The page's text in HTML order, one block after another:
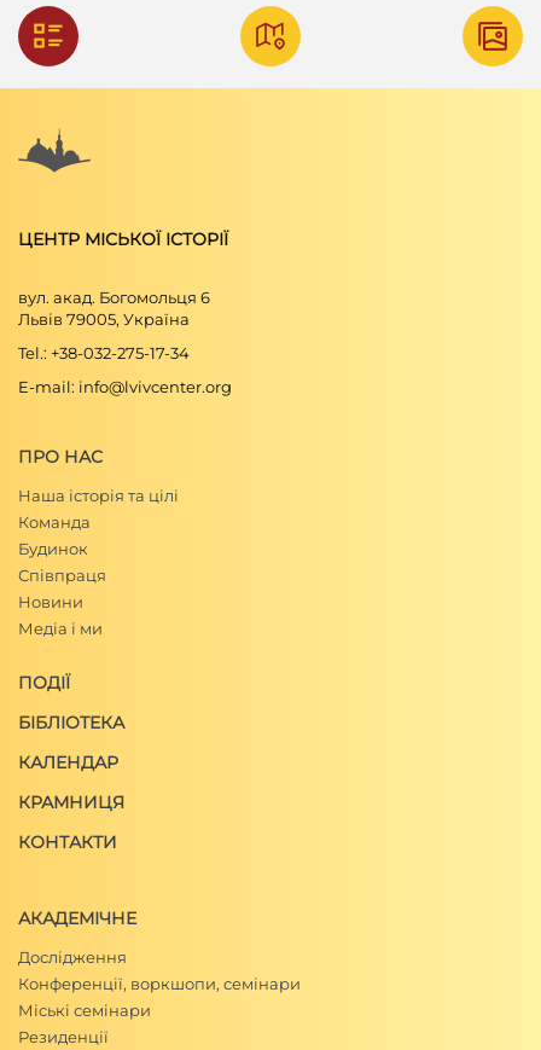
ЦЕНТР МІСЬКОЇ ІСТОРІЇ
вул. акад. Богомольця 6
Львів 79005, Україна
Tel.: +38-032-275-17-34
E-mail: info@lvivcenter.org
ПРО НАС
Наша історія та цілі
Команда
Будинок
Співпраця
Новини
Медіа і ми
ПОДІЇ
БІБЛІОТЕКА
КАЛЕНДАР
КРАМНИЦЯ
КОНТАКТИ
АКАДЕМІЧНЕ
Дослідження
Конференції, воркшопи, семінари
Міські семінари
Резиденції